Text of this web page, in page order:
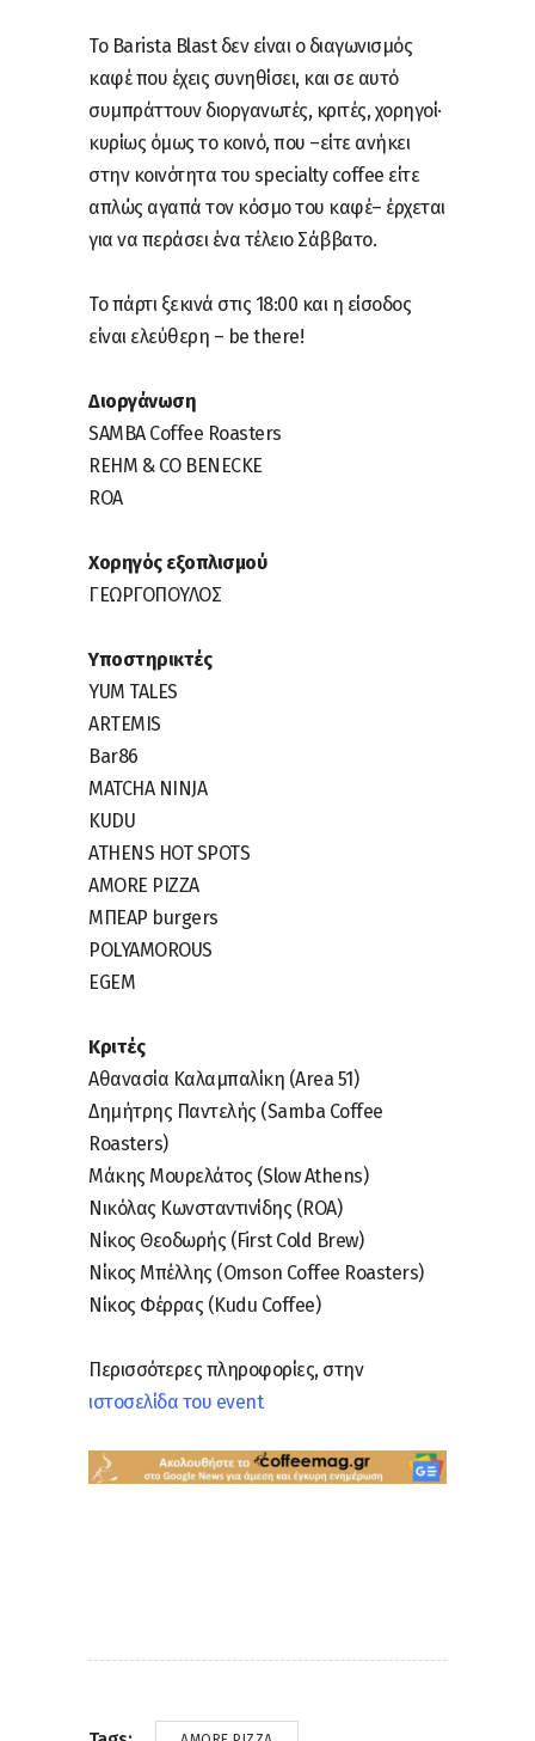
Το Barista Blast δεν είναι ο διαγωνισμός
καφέ που έχεις συνηθίσει, και σε αυτό
συμπράττουν διοργανωτές, κριτές, χορηγοί·
κυρίως όμως το κοινό, που –είτε ανήκει
στην κοινότητα του specialty coffee είτε
απλώς αγαπά τον κόσμο του καφέ– έρχεται
για να περάσει ένα τέλειο Σάββατο.
Το πάρτι ξεκινά στις 18:00 και η είσοδος
είναι ελεύθερη – be there!
Διοργάνωση
SAMBA Coffee Roasters
REHM & CO BENECKE
ROA
Χορηγός εξοπλισμού
ΓΕΩΡΓΟΠΟΥΛΟΣ
Υποστηρικτές
YUM TALES
ARTEMIS
Bar86
MATCHA NINJA
KUDU
ATHENS HOT SPOTS
AMORE PIZZA
ΜΠΕΑΡ burgers
POLYAMOROUS
EGEM
Κριτές
Αθανασία Καλαμπαλίκη (Area 51)
Δημήτρης Παντελής (Samba Coffee
Roasters)
Μάκης Μουρελάτος (Slow Athens)
Νικόλας Κωνσταντινίδης (ROA)
Νίκος Θεοδωρής (First Cold Brew)
Νίκος Μπέλλης (Omson Coffee Roasters)
Νίκος Φέρρας (Kudu Coffee)
Περισσότερες πληροφορίες, στην
ιστοσελίδα του event